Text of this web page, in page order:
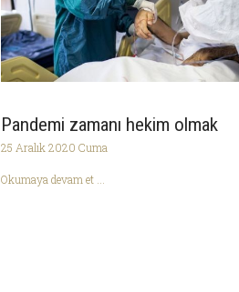
Pandemi zamanı hekim olmak
25 Aralık 2020 Cuma
Okumaya devam et ...